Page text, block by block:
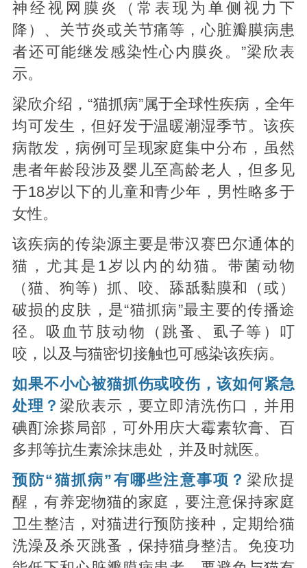
神经视网膜炎（常表现为单侧视力下
降）、关节炎或关节痛等，心脏瓣膜病患
者还可能继发感染性心内膜炎。”梁欣表
示。
梁欣介绍，“猫抓病”属于全球性疾病，全年
均可发生，但好发于温暖潮湿季节。该疾
病散发，病例可呈现家庭集中分布，虽然
患者年龄段涉及婴儿至高龄老人，但多见
于18岁以下的儿童和青少年，男性略多于
女性。
该疾病的传染源主要是带汉赛巴尔通体的
猫，尤其是1岁以内的幼猫。带菌动物
（猫、狗等）抓、咬、舔舐黏膜和（或）
破损的皮肤，是“猫抓病”最主要的传播途
径。吸血节肢动物（跳蚤、虱子等）叮
咬，以及与猫密切接触也可感染该疾病。
如果不小心被猫抓伤或咬伤，该如何紧急
处理？ 梁欣表示，要立即清洗伤口，并用
碘酊涂搽局部，可外用庆大霉素软膏、百
多邦等抗生素涂抹患处，并及时就医。
预防“猫抓病”有哪些注意事项？ 梁欣提
醒，有养宠物猫的家庭，要注意保持家庭
卫生整洁，对猫进行预防接种，定期给猫
洗澡及杀灭跳蚤，保持猫身整洁。免疫功